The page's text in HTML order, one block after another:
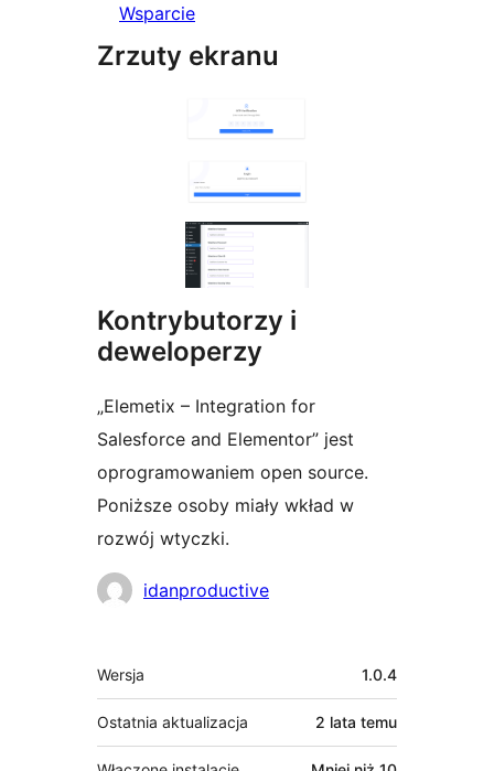
Wsparcie
Zrzuty ekranu
Kontrybutorzy i
deweloperzy
„Elemetix – Integration for
Salesforce and Elementor” jest
oprogramowaniem open source.
Poniższe osoby miały wkład w
rozwój wtyczki.
Zaangażowani
idanproductive
Meta
Wersja 1.0.4
Ostatnia aktualizacja 2 lata temu